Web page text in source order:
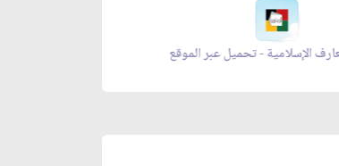
معراج الصلاة - تحميل عبر الموقع